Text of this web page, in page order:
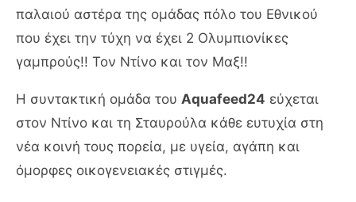
παλαιού αστέρα της ομάδας πόλο του Εθνικού
που έχει την τύχη να έχει 2 Ολυμπιονίκες
γαμπρούς!! Τον Ντίνο και τον Μαξ!!
Η συντακτική ομάδα του Aquafeed24 εύχεται
στον Ντίνο και τη Σταυρούλα κάθε ευτυχία στη
νέα κοινή τους πορεία, με υγεία, αγάπη και
όμορφες οικογενειακές στιγμές.